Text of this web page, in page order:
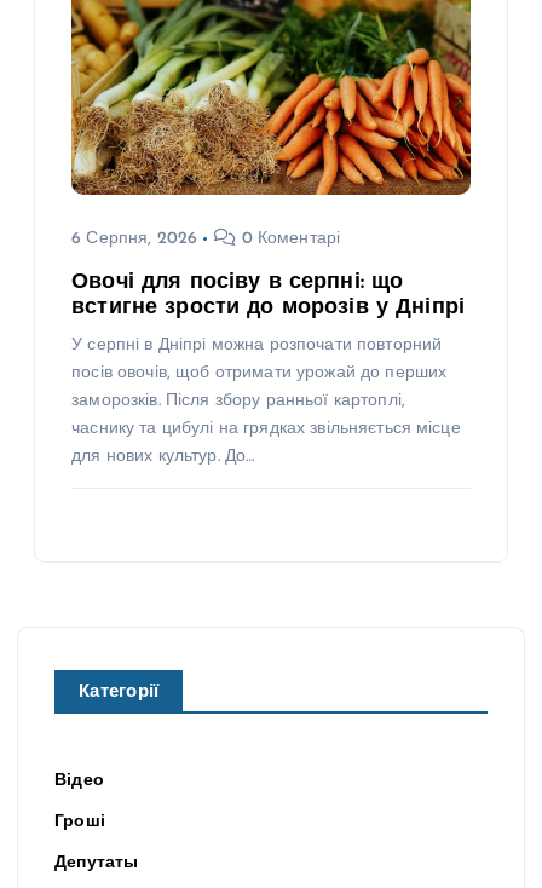
6 Серпня, 2026 0 Коментарі
Овочі для посіву в серпні: що
встигне зрости до морозів у Дніпрі
У серпні в Дніпрі можна розпочати повторний
посів овочів, щоб отримати урожай до перших
заморозків. Після збору ранньої картоплі,
часнику та цибулі на грядках звільняється місце
для нових культур. До…
Категорії
Відео
Гроші
Депутаты